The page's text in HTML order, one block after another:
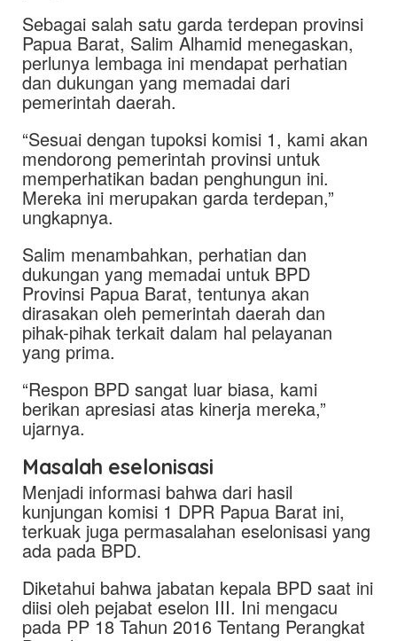
Sebagai salah satu garda terdepan provinsi
Papua Barat, Salim Alhamid menegaskan,
perlunya lembaga ini mendapat perhatian
dan dukungan yang memadai dari
pemerintah daerah.
“Sesuai dengan tupoksi komisi 1, kami akan
mendorong pemerintah provinsi untuk
memperhatikan badan penghungun ini.
Mereka ini merupakan garda terdepan,”
ungkapnya.
Salim menambahkan, perhatian dan
dukungan yang memadai untuk BPD
Provinsi Papua Barat, tentunya akan
dirasakan oleh pemerintah daerah dan
pihak-pihak terkait dalam hal pelayanan
yang prima.
“Respon BPD sangat luar biasa, kami
berikan apresiasi atas kinerja mereka,”
ujarnya.
Masalah eselonisasi
Menjadi informasi bahwa dari hasil
kunjungan komisi 1 DPR Papua Barat ini,
terkuak juga permasalahan eselonisasi yang
ada pada BPD.
Diketahui bahwa jabatan kepala BPD saat ini
diisi oleh pejabat eselon III. Ini mengacu
pada PP 18 Tahun 2016 Tentang Perangkat